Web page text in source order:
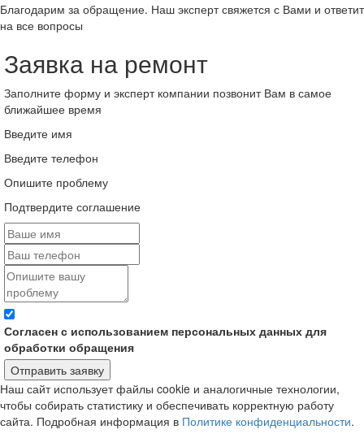
Благодарим за обращение. Наш эксперт свяжется с Вами и ответит
на все вопросы
Заявка на ремонт
Заполните форму и эксперт компании позвонит Вам в самое
ближайшее время
Введите имя
Введите телефон
Опишите проблему
Подтвердите соглашение
Согласен с использованием персональных данных для
обработки обращения
Отправить заявку
Наш сайт использует файлы cookie и аналогичные технологии,
чтобы собирать статистику и обеспечивать корректную работу
сайта. Подробная информация в Политике конфиденциальности.